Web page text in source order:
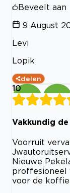
Beveelt aan
9 August
Levi
Lopik
delen
10
Vakkundig
Voorruit
Nieuwe
proffesioneel
voor de